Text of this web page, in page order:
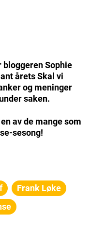
bloggeren Sophie
årets Skal vi
og meninger
saken.
av de mange som
sesong!
Frank Løke